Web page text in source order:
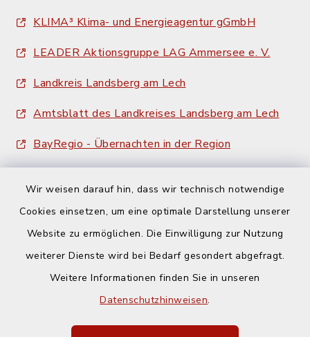
Wir weisen darauf hin, dass wir technisch notwendige
Cookies einsetzen, um eine optimale Darstellung unserer
Website zu ermöglichen. Die Einwilligung zur Nutzung
weiterer Dienste wird bei Bedarf gesondert abgefragt.
Weitere Informationen finden Sie in unseren
Datenschutzhinweisen.
KLIMA³ Klima- und Energieagentur gGmbH
LEADER Aktionsgruppe LAG Ammersee e. V.
Landkreis Landsberg am Lech
Amtsblatt des Landkreises Landsberg am Lech
BayRegio - Übernachten in der Region
Barrierefreiheit